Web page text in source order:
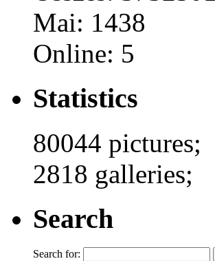
Mai: 1438
Online: 5
Statistics
80044 pictures;
2818 galleries;
Search
Search for: